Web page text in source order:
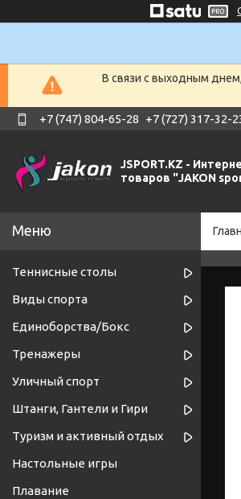
В связи с выходным
+7 (747) 804-65-28 +7 (727) 317-32-
JSPORT.KZ -
товаров "JAKON
Теннисные столы
Виды спорта
Единоборства/Бокс
Тренажеры
Уличный спорт
Штанги, Гантели и Гири
Туризм и активный отдых
Настольные игры
Плавание